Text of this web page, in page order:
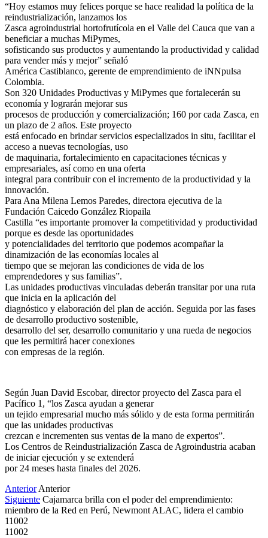
“Hoy estamos muy felices porque se hace realidad la política de la
reindustrialización, lanzamos los
Zasca agroindustrial hortofrutícola en el Valle del Cauca que van a
beneficiar a muchas MiPymes,
sofisticando sus productos y aumentando la productividad y calidad
para vender más y mejor” señaló
América Castiblanco, gerente de emprendimiento de iNNpulsa
Colombia.
Son 320 Unidades Productivas y MiPymes que fortalecerán su
economía y lograrán mejorar sus
procesos de producción y comercialización; 160 por cada Zasca, en
un plazo de 2 años. Este proyecto
está enfocado en brindar servicios especializados in situ, facilitar el
acceso a nuevas tecnologías, uso
de maquinaria, fortalecimiento en capacitaciones técnicas y
empresariales, así como en una oferta
integral para contribuir con el incremento de la productividad y la
innovación.
Para Ana Milena Lemos Paredes, directora ejecutiva de la
Fundación Caicedo González Riopaila
Castilla “es importante promover la competitividad y productividad
porque es desde las oportunidades
y potencialidades del territorio que podemos acompañar la
dinamización de las economías locales al
tiempo que se mejoran las condiciones de vida de los
emprendedores y sus familias”.
Las unidades productivas vinculadas deberán transitar por una ruta
que inicia en la aplicación del
diagnóstico y elaboración del plan de acción. Seguida por las fases
de desarrollo productivo sostenible,
desarrollo del ser, desarrollo comunitario y una rueda de negocios
que les permitirá hacer conexiones
con empresas de la región.
Según Juan David Escobar, director proyecto del Zasca para el
Pacífico 1, “los Zasca ayudan a generar
un tejido empresarial mucho más sólido y de esta forma permitirán
que las unidades productivas
crezcan e incrementen sus ventas de la mano de expertos”.
Los Centros de Reindustrialización Zasca de Agroindustria acaban
de iniciar ejecución y se extenderá
por 24 meses hasta finales del 2026.
Anterior Anterior
Siguiente Cajamarca brilla con el poder del emprendimiento:
miembro de la Red en Perú, Newmont ALAC, lidera el cambio
11002
11002